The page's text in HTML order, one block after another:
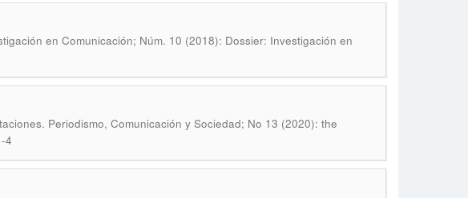
en Comunicación; Núm. 10 (2018): Dossier: Investigación en
Periodismo, Comunicación y Sociedad; No 13 (2020): the
4